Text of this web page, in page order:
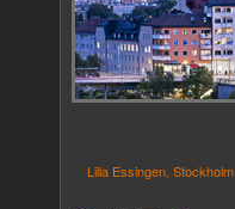
Lilla Essingen, Stockholm